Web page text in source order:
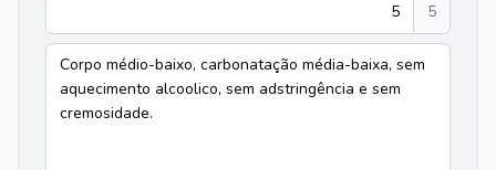
5 5
Corpo médio-baixo, carbonatação média-baixa, sem
aquecimento alcoolico, sem adstringência e sem
cremosidade.